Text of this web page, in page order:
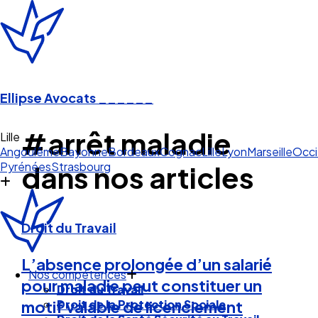
Ellipse Avocats
Li
AngoulêmeBayonneBordeauxCognacLilleLyonMarseille
PyrénéesStrasbourg
Nos compétences
Droit du Travail
Droit de la Protection Sociale
#arrêt maladie
dans nos articles
Droit du Travail
L’absence prolongée d’un salarié
pour maladie peut constituer un
motif valable de licenciement